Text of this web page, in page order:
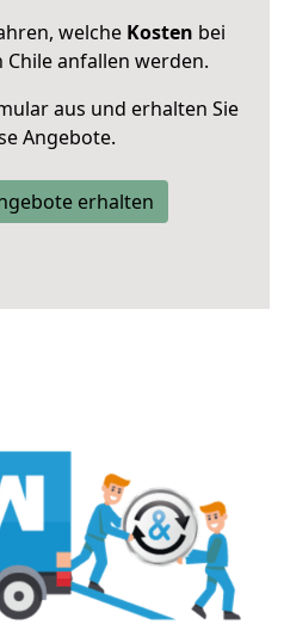
welche Kosten bei
Chile anfallen werden.
aus und erhalten Sie
Angebote.
erhalten